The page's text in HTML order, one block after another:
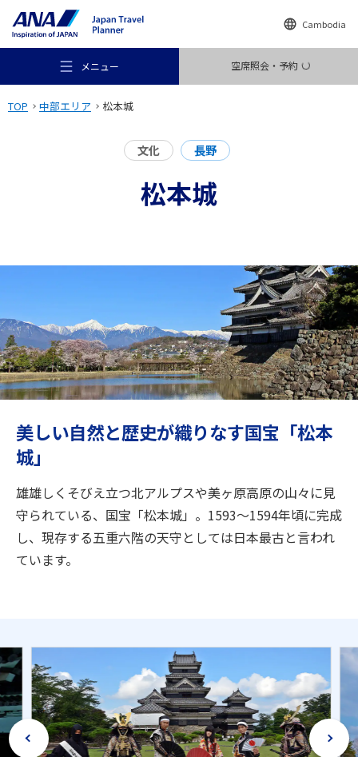
Cambodia
メニュー 空席照会・予約
旅のお役立ち情報
閉じる
TOP 中部エリア 松本城
文化 長野
松本城
美しい自然と歴史が織りなす国宝「松本
城」
雄雄しくそびえ立つ北アルプスや美ヶ原高原の山々に見
守られている、国宝「松本城」。1593～1594年頃に完成
し、現存する五重六階の天守としては日本最古と言われ
ています。